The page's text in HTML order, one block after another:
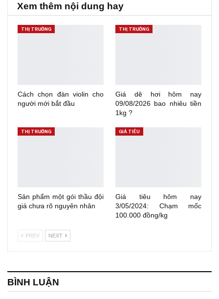
Xem thêm nội dung hay
THỊ TRƯỜNG
Cách chọn đàn violin cho
người mới bắt đầu
THỊ TRƯỜNG
Giá dê hơi hôm nay
09/08/2026 bao nhiêu tiền
1kg ?
THỊ TRƯỜNG
Sản phẩm một gói thầu đội
giá chưa rõ nguyên nhân
GIÁ TIÊU
Giá tiêu hôm nay
3/05/2024: Chạm mốc
100.000 đồng/kg
PREV NEXT
BÌNH LUẬN